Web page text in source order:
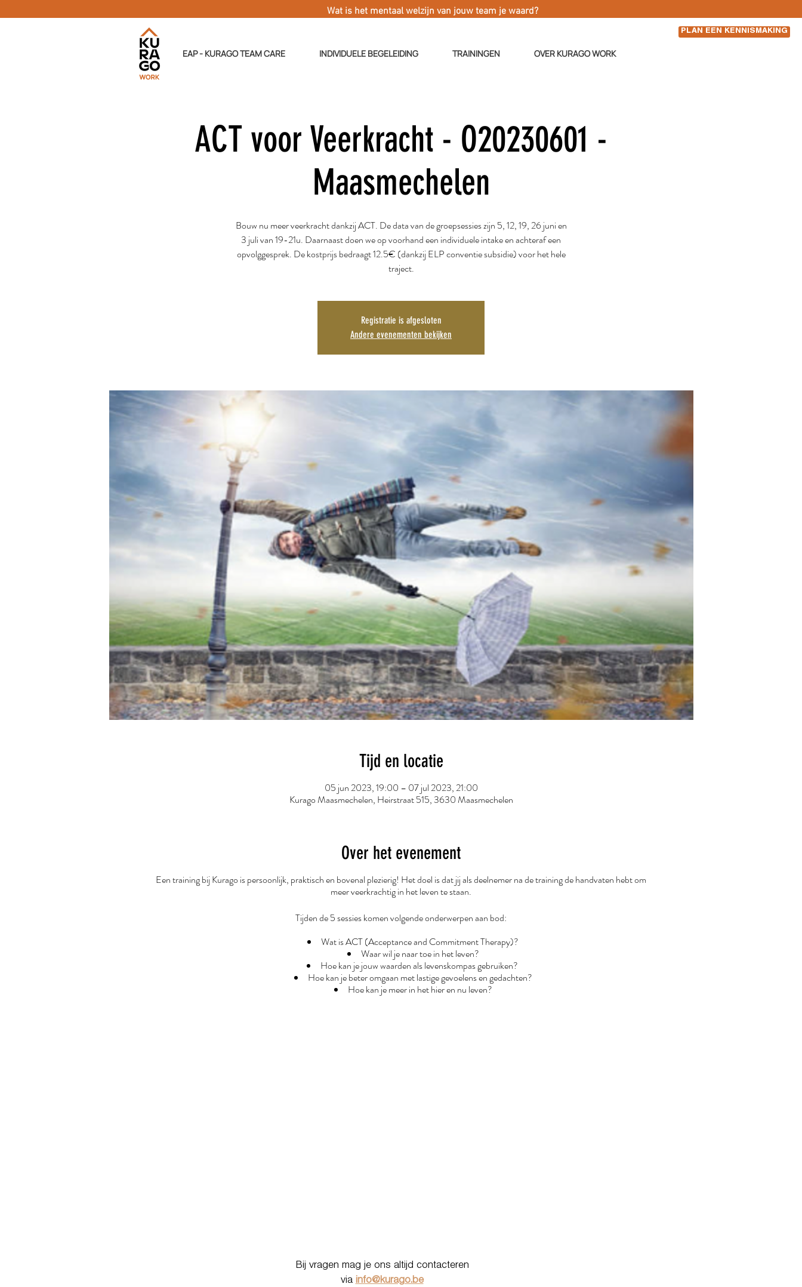
PLAN EEN KENNISMAKING
Wat is het mentaal welzijn van jouw team je waard?
EAP - KURAGO TEAM CARE INDIVIDUELE BEGELEIDING TRAININGEN OVER KURAGO WORK
ACT voor Veerkracht - O20230601 -
Maasmechelen
Bouw nu meer veerkracht dankzij ACT. De data van de groepsessies zijn 5, 12, 19, 26 juni en
3 juli van 19-21u. Daarnaast doen we op voorhand een individuele intake en achteraf een
opvolggesprek. De kostprijs bedraagt 12.5€ (dankzij ELP conventie subsidie) voor het hele
traject.
Registratie is afgesloten
Andere evenementen bekijken
Tijd en locatie
05 jun 2023, 19:00 – 07 jul 2023, 21:00
Kurago Maasmechelen, Heirstraat 515, 3630 Maasmechelen
Over het evenement
Een training bij Kurago is persoonlijk, praktisch en bovenal plezierig! Het doel is dat jij als deelnemer na de training de handvaten hebt om
meer veerkrachtig in het leven te staan.
Tijden de 5 sessies komen volgende onderwerpen aan bod:
Wat is ACT (Acceptance and Commitment Therapy)?
Waar wil je naar toe in het leven?
Hoe kan je jouw waarden als levenskompas gebruiken?
Hoe kan je beter omgaan met lastige gevoelens en gedachten?
Hoe kan je meer in het hier en nu leven?
Bij vragen mag je ons altijd contacteren
viainfo@kurago.be